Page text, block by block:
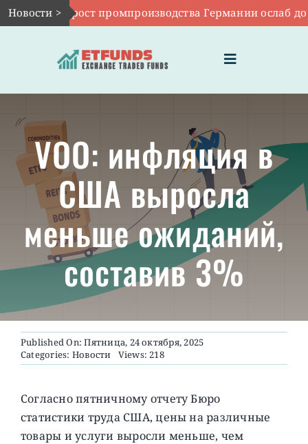
Skip
to
Новости >
7:EWG: рост промпроизводства Германии ослаб до
Toggle
Navigation
ГЛАВНАЯ
ЧТО ТАКОЕ ETF
ИНВЕСТИЦИИ В ETF
ТЕМАТИЧЕСКИЕ ETF
АКТУАЛЬНЫЕ
О ПРОЕКТЕ
VOO: инфляция в
США выросла
меньше ожиданий,
составив 3%
Published On: Пятница, 24 октября, 2025
Categories: Новости Views: 218
Согласно пятничному отчету Бюро
статистики труда США, цены на различные
товары и услуги выросли меньше, чем